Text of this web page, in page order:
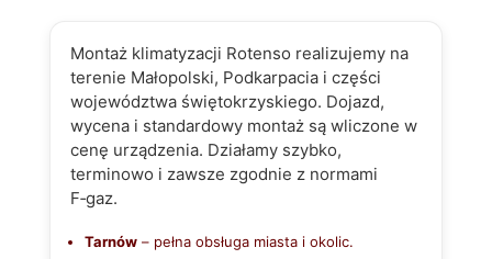
Montaż klimatyzacji Rotenso realizujemy na
terenie Małopolski, Podkarpacia i części
województwa świętokrzyskiego. Dojazd,
wycena i standardowy montaż są wliczone w
cenę urządzenia. Działamy szybko,
terminowo i zawsze zgodnie z normami
F‑gaz.
Tarnów– pełna obsługa miasta i okolic.